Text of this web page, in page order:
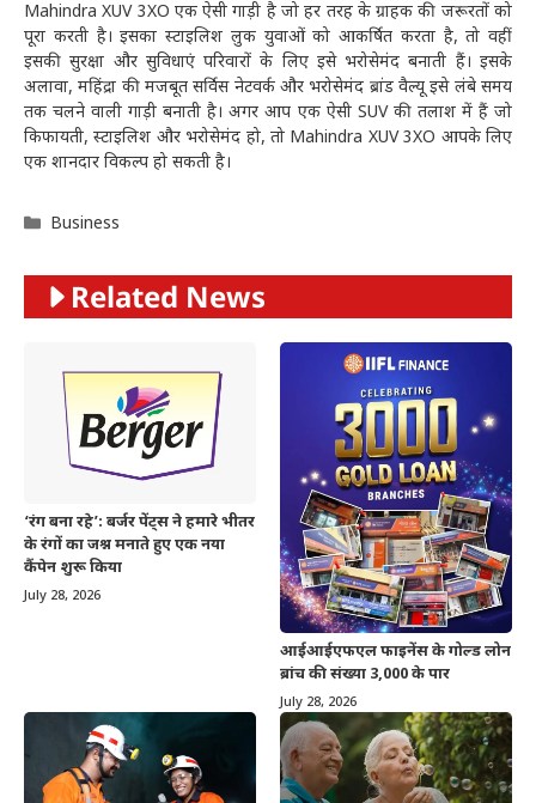
Mahindra XUV 3XO एक ऐसी गाड़ी है जो हर तरह के ग्राहक की जरूरतों को
पूरा करती है। इसका स्टाइलिश लुक युवाओं को आकर्षित करता है, तो वहीं
इसकी सुरक्षा और सुविधाएं परिवारों के लिए इसे भरोसेमंद बनाती हैं। इसके
अलावा, महिंद्रा की मजबूत सर्विस नेटवर्क और भरोसेमंद ब्रांड वैल्यू इसे लंबे समय
तक चलने वाली गाड़ी बनाती है। अगर आप एक ऐसी SUV की तलाश में हैं जो
किफायती, स्टाइलिश और भरोसेमंद हो, तो Mahindra XUV 3XO आपके लिए
एक शानदार विकल्प हो सकती है।
Categories
Business
Related News
‘रंग बना रहे’: बर्जर पेंट्स ने हमारे भीतर
के रंगों का जश्न मनाते हुए एक नया
कैंपेन शुरू किया
July 28, 2026
आईआईएफएल फाइनेंस के गोल्ड लोन
ब्रांच की संख्या 3,000 के पार
July 28, 2026